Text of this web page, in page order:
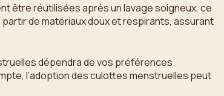
être réutilisées après un lavage soigneux, ce
de matériaux doux et respirants, assurant
dépendra de vos préférences
l’adoption des culottes menstruelles peut